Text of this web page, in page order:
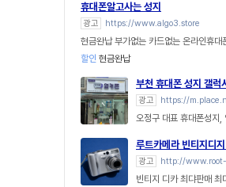
휴대폰알고사는 성지
광고 https://www.algo3.store
현금완납 부가없는 카드없는 온라인휴대
할인 현금완납
부천 휴대폰 성지 갤럭
광고 https://
오정구 대표 휴대폰성지
루트카메라 빈티지디
광고 http://www.root-
빈티지 디카 최댜판매